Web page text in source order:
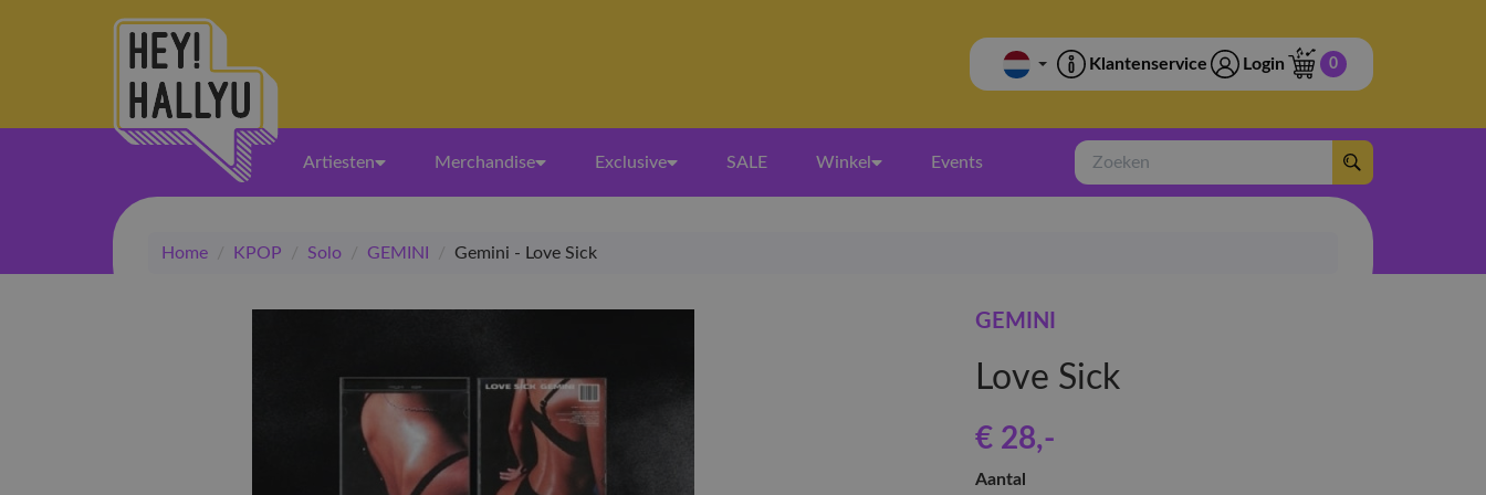
Klantenservice Login 0
Artiesten Merchandise Exclusive SALE Winkel Events
Zoeken
Home / KPOP / Solo / GEMINI / Gemini - Love Sick
GEMINI
Love Sick
€ 28,-
Aantal